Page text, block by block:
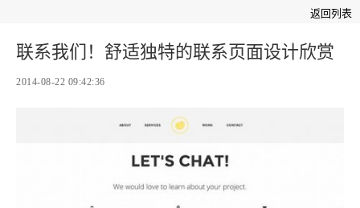
返回列表
联系我们！舒适独特的联系页面设计欣赏
2014-08-22 09:42:36